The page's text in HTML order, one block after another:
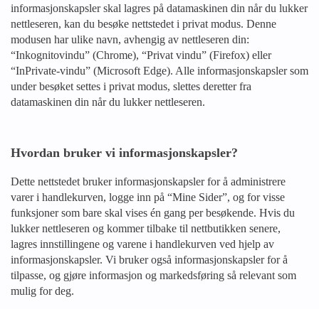
informasjonskapsler skal lagres på datamaskinen din når du lukker
nettleseren, kan du besøke nettstedet i privat modus. Denne
modusen har ulike navn, avhengig av nettleseren din:
“Inkognitovindu” (Chrome), “Privat vindu” (Firefox) eller
“InPrivate-vindu” (Microsoft Edge). Alle informasjonskapsler som
under besøket settes i privat modus, slettes deretter fra
datamaskinen din når du lukker nettleseren.
Hvordan bruker vi informasjonskapsler?
Dette nettstedet bruker informasjonskapsler for å administrere
varer i handlekurven, logge inn på “Mine Sider”, og for visse
funksjoner som bare skal vises én gang per besøkende. Hvis du
lukker nettleseren og kommer tilbake til nettbutikken senere,
lagres innstillingene og varene i handlekurven ved hjelp av
informasjonskapsler. Vi bruker også informasjonskapsler for å
tilpasse, og gjøre informasjon og markedsføring så relevant som
mulig for deg.